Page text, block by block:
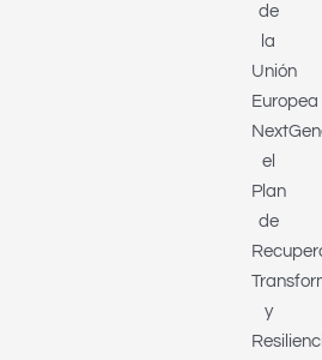
de
la
Unión
Europea
el
Plan
de
y